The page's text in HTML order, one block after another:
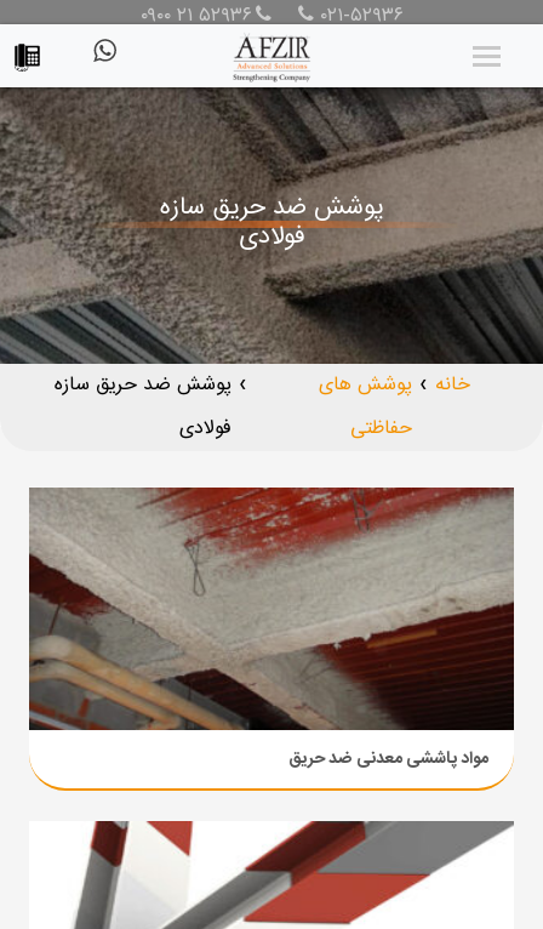
۰۲۱-۵۲۹۳۶ ۰۹۰۰ ۲۱ ۵۲۹۳۶
پوشش ضد حریق سازه
فولادی
خانه ❯ پوشش های
حفاظتی
❯ پوشش ضد حریق سازه
فولادی
مواد پاششی معدنی ضد حریق